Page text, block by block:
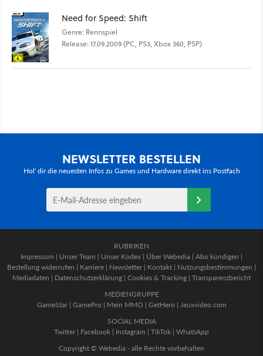
Need for Speed: Shift
Genre: Rennspiel
Release: 17.09.2009 (PC, PS3, Xbox 360, PSP)
NEWSLETTER BESTELLEN
Hol' dir die neuesten Infos zu Games und Hardware direkt ins Postfach
RUBRIKEN
Impressum | Unser Team | Unser Kodex | Über Webedia | Abo kündigen |
Bestellung widerrufen | Karriere | Newsletter | Kontakt | Nutzungsbestimmungen |
Mediadaten | Datenschutzerklärung | Cookies & Tracking | Transparenzbericht
MEDIENGRUPPE
GameStar| GamePro | Mein MMO | GetHero | Jeuxvideo.com
SOCIAL MEDIA
Twitter | Facebook | Instagram | TikTok | WhatsApp
Copyright © Webedia - alle Rechte vorbehalten